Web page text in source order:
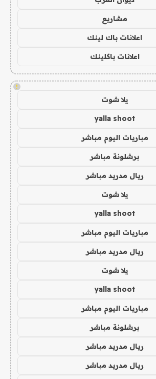
مشاريع
اعلانات باك لينك
اعلانات باكلينك
!
يلا شوت
yalla shoot
مباريات اليوم مباشر
برشلونة مباشر
ريال مدريد مباشر
يلا شوت
yalla shoot
مباريات اليوم مباشر
ريال مدريد مباشر
يلا شوت
yalla shoot
مباريات اليوم مباشر
برشلونة مباشر
ريال مدريد مباشر
ريال مدريد مباشر